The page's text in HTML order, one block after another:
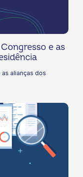
e as
alianças dos